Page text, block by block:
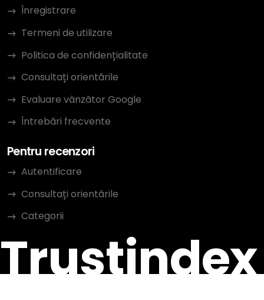
Înregistrare
Termeni de utilizare
Politica de confidențialitate
Consultați orientările
Evaluare vânzător Google
Întrebări frecvente
Pentru recenzori
Autentificare
Consultați orientările
Categorii
Trustindex